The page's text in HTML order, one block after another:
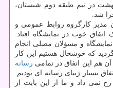
امروز شنبه ۲۰ اردیبهشت در نیم طبقه دوم شبستان،
شد.
مدیر کارگروه روابط عمومی و
خوب در نمایشگاه افتاد.
و مسؤلان مصلی انجام
که خوشحال هستیم این کار
هم این اتفاق در تمامی رسانه
بسیار زیبای رسانه ای بودیم.
نمی داد و ما از این بابت از